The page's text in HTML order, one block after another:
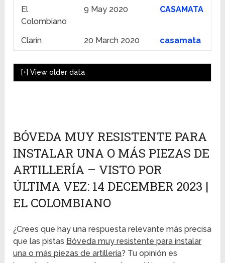
El
Colombiano
9 May 2020 CASAMATA
Clarín 20 March 2020 casamata
[+]View older data
BÓVEDA MUY RESISTENTE PARA
INSTALAR UNA O MÁS PIEZAS DE
ARTILLERÍA – VISTO POR
ÚLTIMA VEZ: 14 DECEMBER 2023 |
EL COLOMBIANO
¿Crees que hay una respuesta relevante más precisa
que las pistas Bóveda muy resistente para instalar
una o más piezas de artillería? Tu opinión es